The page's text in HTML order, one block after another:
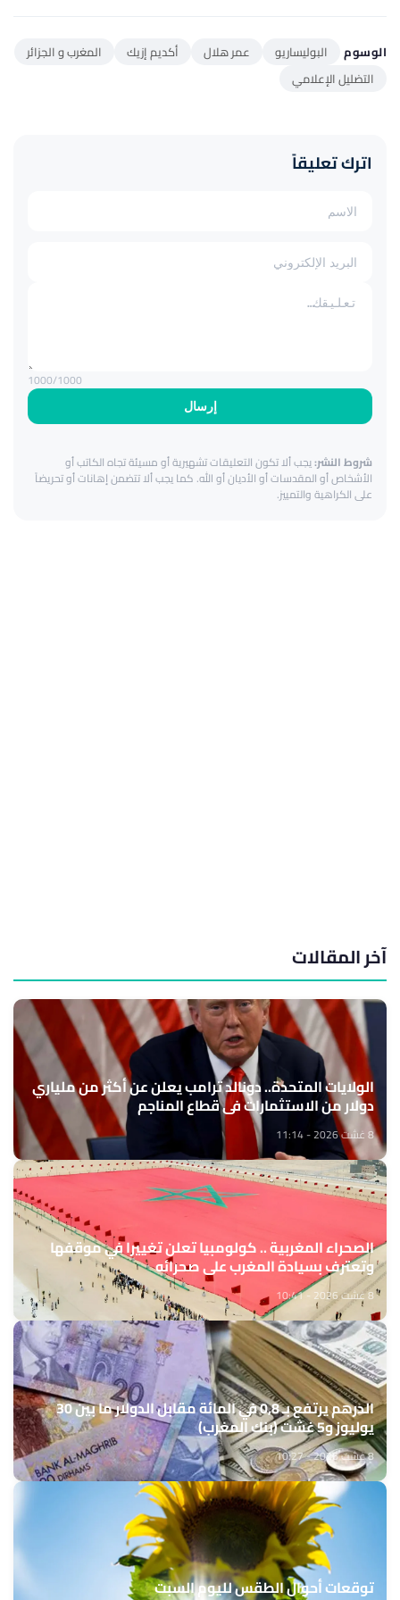
الوسوم البوليساريو عمر هلال أكديم إزيك
المغرب و الجزائر
التضليل الإعلامي
اترك تعليقاً
إرسال
1000/1000
شروط النشر:يجب ألا تكون التعليقات تشهيرية أو مسيئة تجاه الكاتب أو
الأشخاص أو المقدسات أو الأديان أو الله. كما يجب ألا تتضمن إهانات أو تحريضاً
على الكراهية والتمييز.
آخر المقالات
الولايات المتحدة.. دونالد ترامب يعلن عن أكثر من ملياري
دولار من الاستثمارات في قطاع المناجم
8 غشت 2026 - 11:14
الصحراء المغربية .. كولومبيا تعلن تغييرا في موقفها
وتعترف بسيادة المغرب على صحرائه
8 غشت 2026 - 10:41
الدرهم يرتفع بـ 0,8 في المائة مقابل الدولار ما بين 30
يوليوز و5 غشت (بنك المغرب)
8 غشت 2026 - 10:27
توقعات أحوال الطقس لليوم السبت